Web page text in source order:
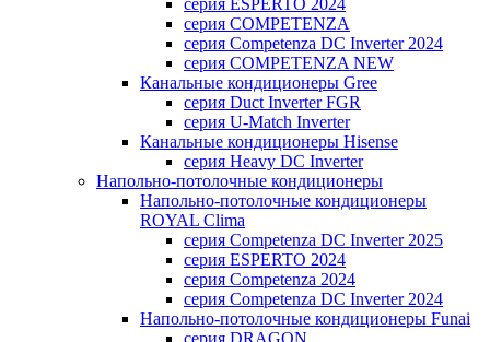
серия ESPERTO 2024
серия COMPETENZA
серия Competenza DC Inverter 2024
серия COMPETENZA NEW
Канальные кондиционеры Gree
серия Duct Inverter FGR
серия U-Match Inverter
Канальные кондиционеры Hisense
серия Heavy DC Inverter
Напольно-потолочные кондиционеры
Напольно-потолочные кондиционеры
ROYAL Clima
серия Competenza DC Inverter 2025
серия ESPERTO 2024
серия Competenza 2024
серия Competenza DC Inverter 2024
Напольно-потолочные кондиционеры Funai
серия DRAGON